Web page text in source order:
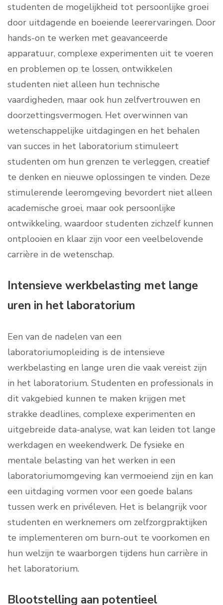
studenten de mogelijkheid tot persoonlijke groei
door uitdagende en boeiende leerervaringen. Door
hands-on te werken met geavanceerde
apparatuur, complexe experimenten uit te voeren
en problemen op te lossen, ontwikkelen
studenten niet alleen hun technische
vaardigheden, maar ook hun zelfvertrouwen en
doorzettingsvermogen. Het overwinnen van
wetenschappelijke uitdagingen en het behalen
van succes in het laboratorium stimuleert
studenten om hun grenzen te verleggen, creatief
te denken en nieuwe oplossingen te vinden. Deze
stimulerende leeromgeving bevordert niet alleen
academische groei, maar ook persoonlijke
ontwikkeling, waardoor studenten zichzelf kunnen
ontplooien en klaar zijn voor een veelbelovende
carrière in de wetenschap.
Intensieve werkbelasting met lange
uren in het laboratorium
Een van de nadelen van een
laboratoriumopleiding is de intensieve
werkbelasting en lange uren die vaak vereist zijn
in het laboratorium. Studenten en professionals in
dit vakgebied kunnen te maken krijgen met
strakke deadlines, complexe experimenten en
uitgebreide data-analyse, wat kan leiden tot lange
werkdagen en weekendwerk. De fysieke en
mentale belasting van het werken in een
laboratoriumomgeving kan vermoeiend zijn en kan
een uitdaging vormen voor een goede balans
tussen werk en privéleven. Het is belangrijk voor
studenten en werknemers om zelfzorgpraktijken
te implementeren om burn-out te voorkomen en
hun welzijn te waarborgen tijdens hun carrière in
het laboratorium.
Blootstelling aan potentieel